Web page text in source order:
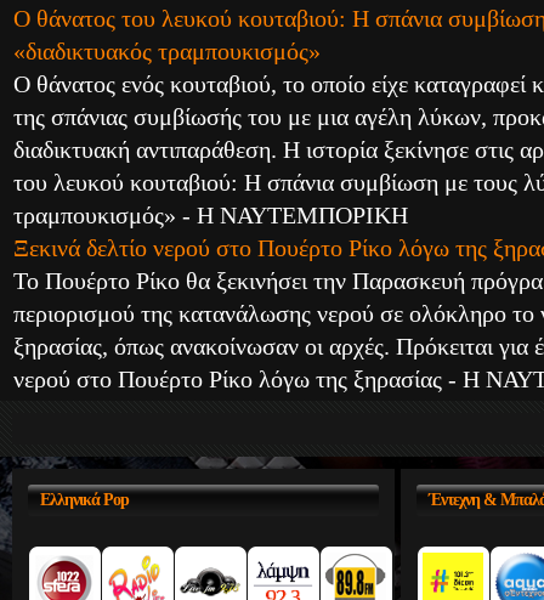
Ο θάνατος του λευκού κουταβιού: Η σπάνια
«διαδικτυακός τραμπουκισμός»
Ο θάνατος ενός κουταβιού, το οποίο είχε καταγραφεί
της σπάνιας συμβίωσής του με μια αγέλη λύκων,
διαδικτυακή αντιπαράθεση. Η ιστορία ξεκίνησε στις
του λευκού κουταβιού: Η σπάνια συμβίωση με τους
τραμπουκισμός» - Η ΝΑΥΤΕΜΠΟΡΙΚΗ
Ξεκινά δελτίο νερού στο Πουέρτο Ρίκο λόγω της
Το Πουέρτο Ρίκο θα ξεκινήσει την Παρασκευή
περιορισμού της κατανάλωσης νερού σε ολόκληρο το
ξηρασίας, όπως ανακοίνωσαν οι αρχές. Πρόκειται
νερού στο Πουέρτο Ρίκο λόγω της ξηρασίας - Η
ΕλληνικάPop Έντεχνη&